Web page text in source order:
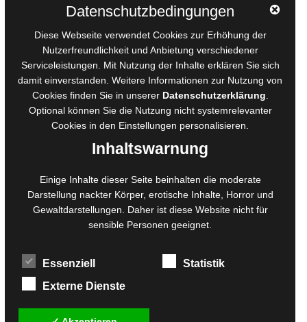
AGB für Medienprojekte
Online-Artikel
Manuskripte einreichen
Ausschreibungen
Belegexemplare
Eigenbedarfsexemplare
Foto- und Bildbearbeitung
Fotorestauration
Creative Artwork
MPS Fotografie
WordPress Support
Datenschutzbedingungen
Diese Webseite verwendet Cookies zur Erhöhung der
Nutzerfreundlichkeit und Anbietung verschiedener
Serviceleistungen. Mit Nutzung der Inhalte erklären Sie sich
damit einverstanden. Weitere Informationen zur Nutzung von
Cookies finden Sie in unserer Datenschutzerklärung
Optional können Sie die Nutzung nicht systemrelevanter
Cookies in den Einstellungen personalisieren.
Inhaltswarnung
Einige Inhalte dieser Seite beinhalten die moderate
Darstellung nackter Körper, erotische Inhalte, Horror und
Gewaltdarstellungen. Daher ist diese Website nicht für
sensible Personen geeignet.
Essenziell
Statistik
Externe Dienste